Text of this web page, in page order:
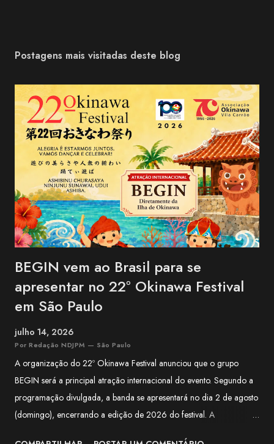
Postagens mais visitadas deste blog
BEGIN vem ao Brasil para se
apresentar no 22º Okinawa Festival
em São Paulo
julho 14, 2026
Por Redação NDJPM — São Paulo
A organização do 22º Okinawa Festival anunciou que o grupo
BEGIN será a principal atração internacional do evento. Segundo a
programação divulgada, a banda se apresentará no dia 2 de agosto
(domingo), encerrando a edição de 2026 do festival. A